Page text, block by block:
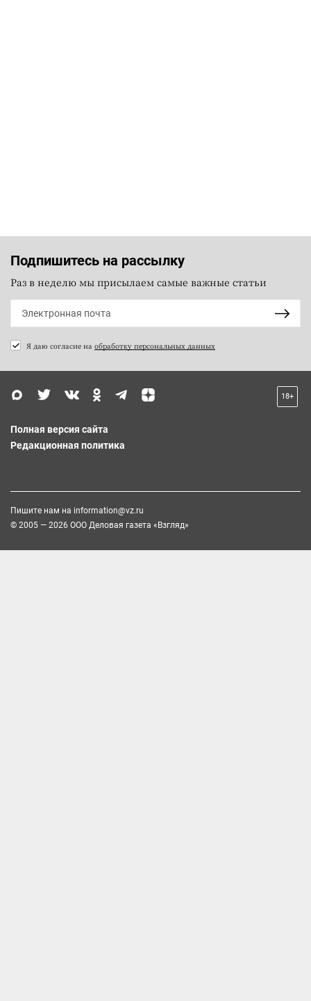
Подпишитесь на рассылку
Раз в неделю мы присылаем самые важные статьи
Я даю согласие на обработку персональных данных
18+
Полная версия сайта
Редакционная политика
Пишите нам на information@vz.ru
© 2005 — 2026 ООО Деловая газета «Взгляд»